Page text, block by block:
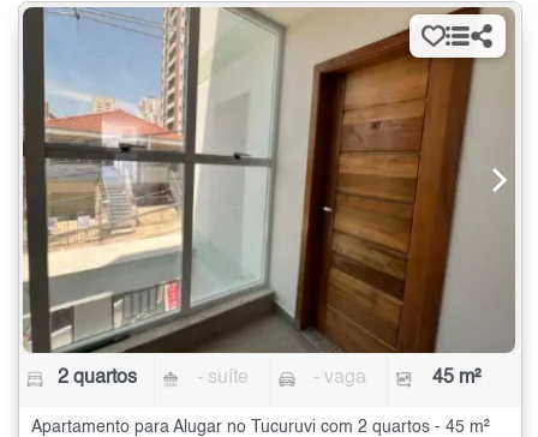
2 quartos - suíte - vaga 45 m²
Apartamento para Alugar no Tucuruvi com 2 quartos - 45 m²